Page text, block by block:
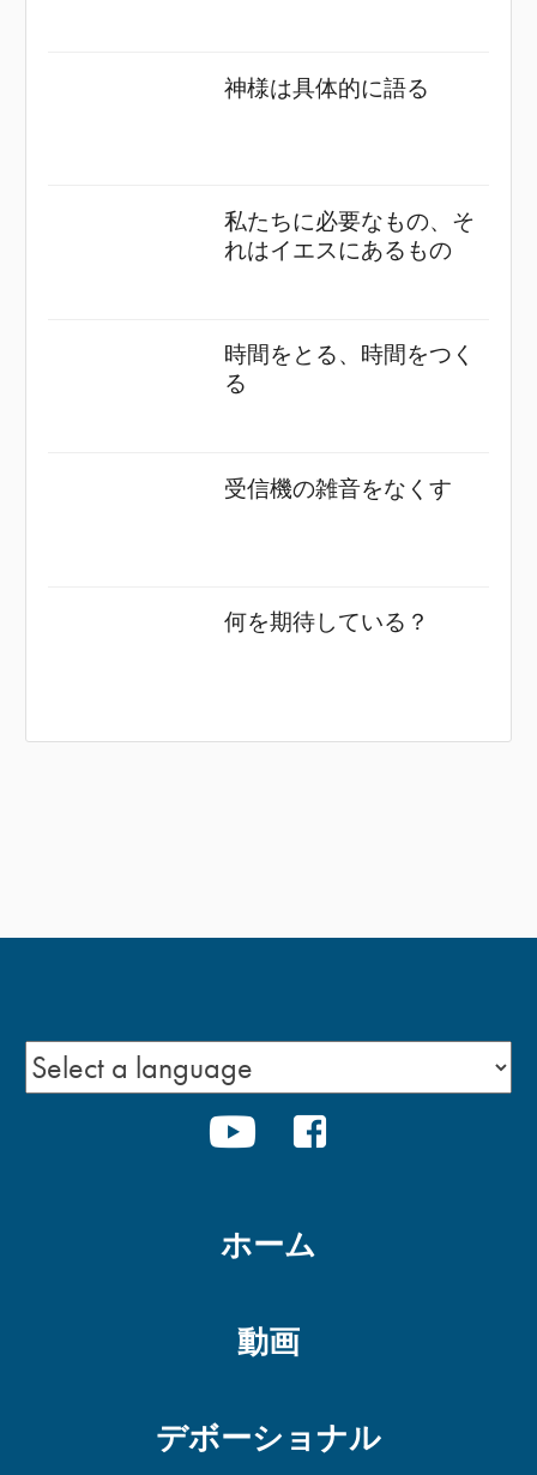
神様は具体的に語る
私たちに必要なもの、そ
れはイエスにあるもの
時間をとる、時間をつく
る
受信機の雑音をなくす
何を期待している？
YOUTUBE
ホーム
動画
デボーショナル